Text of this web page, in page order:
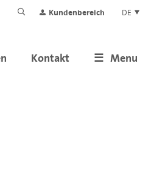
Kundenbereich DE
Menu
Kontakt